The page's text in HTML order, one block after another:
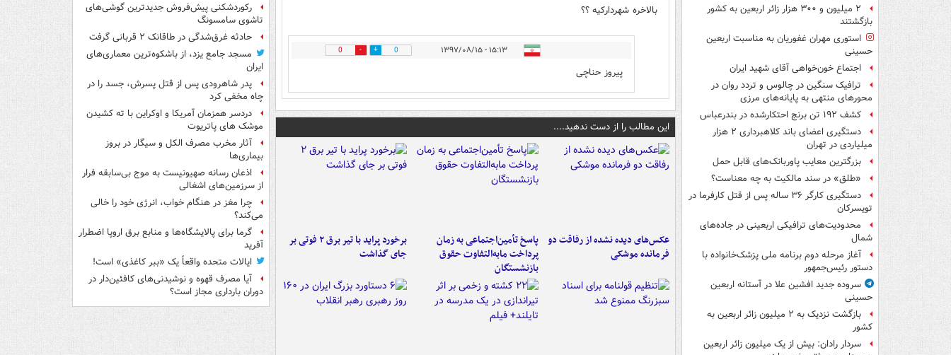
۲ میلیون و ۳۰۰ هزار زائر اربعین به کشور
بازگشتند
استوری مهران غفوریان به مناسبت اربعین
حسینی
اجتماع خون‌خواهی آقای شهید ایران
ترافیک سنگین در چالوس و تردد روان در
محورهای منتهی به پایانه‌های مرزی
کشف ۱۹۲ تن برنج احتکارشده در بندرعباس
دستگیری اعضای باند کلاهبرداری ۲ هزار
میلیاردی در تهران
بزرگترین معایب پاوربانک‌های قابل حمل
«طلق» در سند مالکیت به چه معناست؟
دستگیری کارگر ۳۶ ساله پس از قتل کارفرما در
تویسرکان
محدودیت‌های ترافیکی اربعینی در جاده‌های
شمال‌
آغاز مرحله دوم برنامه ملی پزشک‌خانواده با
دستور رئیس‌جمهور
سروده جدید افشین علا در آستانه اربعین
حسینی
بازگشت نزدیک به ۲ میلیون زائر اربعین به
کشور
سردار رادان: بیش از یک میلیون زائر اربعین
بالاخره شهردارکیه ؟؟
۱۵:۱۳ - ۱۳۹۷/۰۸/۱۵ 0
0
پیروز حناچی
این مطالب را از دست ندهید....
عکس‌های دیده نشده از رفاقت دو
فرمانده‌ موشکی
پاسخ تأمین‌اجتماعی به زمان
پرداخت مابه‌التفاوت حقوق
بازنشستگان
برخورد پراید با تیر برق ۲ فوتی بر
جای گذاشت
رکوردشکنی پیش‌فروش جدیدترین گوشی‌های
تاشوی سامسونگ
حادثه غرق‌شدگی در طاقانک ۲ قربانی گرفت
مسجد جامع یزد، از باشکوه‌ترین معماری‌های
ایران
پدر شاهرودی پس از قتل پسرش، جسد را در
چاه مخفی کرد
دردسر همزمان آمریکا و اوکراین با ته کشیدن
موشک های پاتریوت
آثار مخرب مصرف الکل و سیگار در بروز
بیماری‌ها
اذعان رسانه صهیونیست به موج بی‌سابقه فرار
از سرزمین‌های اشغالی
چرا مغز در هنگام خواب، انرژی خود را خالی
می‌کند؟
گرما برای پالایشگاه‌ها و منابع برق اروپا اضطرار
آفرید
ایالات متحده واقعاً یک «ببر کاغذی» است!
آیا مصرف قهوه و نوشیدنی‌های کافئین‌دار در
دوران بارداری مجاز است؟